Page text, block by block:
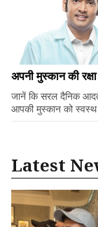
अपनी मुस्कान की
जानें कि सरल दैनिक
आपकी मुस्कान को
Latest